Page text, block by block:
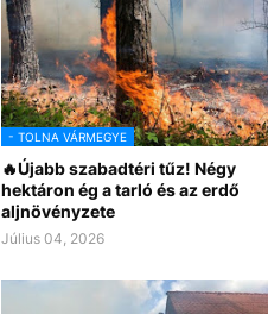
- TOLNA VÁRMEGYE
🔥Újabb szabadtéri tűz! Négy
hektáron ég a tarló és az erdő
aljnövényzete
Július 04, 2026